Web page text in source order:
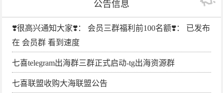
公告信息
❣️很高兴通知大家❣️： 会员三群福利前100名额❣️： 已发布
在 会员群 看到速度
七喜telegram出海群三群正式启动-tg出海资源群
七喜联盟收购大海联盟公告